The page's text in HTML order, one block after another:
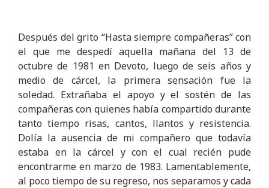
Después del grito “Hasta siempre compañeras” con
el que me despedí aquella mañana del 13 de
octubre de 1981 en Devoto, luego de seis años y
medio de cárcel, la primera sensación fue la
soledad. Extrañaba el apoyo y el sostén de las
compañeras con quienes había compartido durante
tanto tiempo risas, cantos, llantos y resistencia.
Dolía la ausencia de mi compañero que todavía
estaba en la cárcel y con el cual recién pude
encontrarme en marzo de 1983. Lamentablemente,
al poco tiempo de su regreso, nos separamos y cada